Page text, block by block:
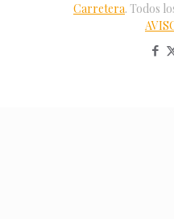
Carretera. Todos